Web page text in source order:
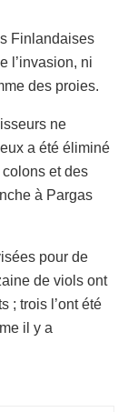
Finlandaises
l’invasion, ni
des proies.
ne
a été éliminé
colons et des
à Pargas
pour de
de viols ont
; trois l’ont été
il y a